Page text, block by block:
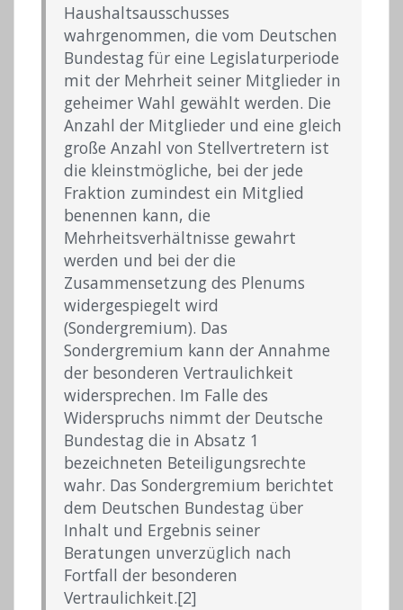
Haushaltsausschusses
wahrgenommen, die vom Deutschen
Bundestag für eine Legislaturperiode
mit der Mehrheit seiner Mitglieder in
geheimer Wahl gewählt werden. Die
Anzahl der Mitglieder und eine gleich
große Anzahl von Stellvertretern ist
die kleinstmögliche, bei der jede
Fraktion zumindest ein Mitglied
benennen kann, die
Mehrheitsverhältnisse gewahrt
werden und bei der die
Zusammensetzung des Plenums
widergespiegelt wird
(Sondergremium). Das
Sondergremium kann der Annahme
der besonderen Vertraulichkeit
widersprechen. Im Falle des
Widerspruchs nimmt der Deutsche
Bundestag die in Absatz 1
bezeichneten Beteiligungsrechte
wahr. Das Sondergremium berichtet
dem Deutschen Bundestag über
Inhalt und Ergebnis seiner
Beratungen unverzüglich nach
Fortfall der besonderen
Vertraulichkeit.[2]